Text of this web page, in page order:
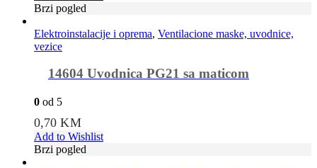
Brzi pogled
Elektroinstalacije i oprema, Ventilacione maske, uvodnice,
vezice
14604 Uvodnica PG21 sa maticom
0 od 5
0,70KM
Add to Wishlist
Brzi pogled